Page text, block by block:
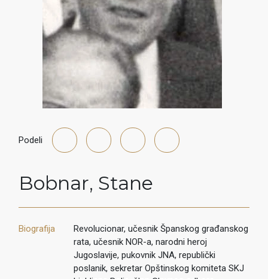
Podeli
Bobnar, Stane
Biografija
Revolucionar, učesnik Španskog građanskog
rata, učesnik NOR-a, narodni heroj
Jugoslavije, pukovnik JNA, republički
poslanik, sekretar Opštinskog komiteta SKJ